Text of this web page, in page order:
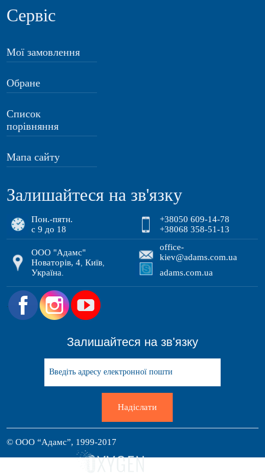
Сервіс
Мої замовлення
Обране
Список
порівняння
Мапа сайту
Залишайтеся на зв'язку
Пон.-пятн.
с 9 до 18
+38050 609-14-78
+38068 358-51-13
ООО "Адамс"
Новаторів, 4 ,Київ
Україна
office-
kiev@adams.com.ua
adams.com.ua
.
Залишайтеся на зв'язку
Надіслати
© ООО “Адамс”, 1999-2017